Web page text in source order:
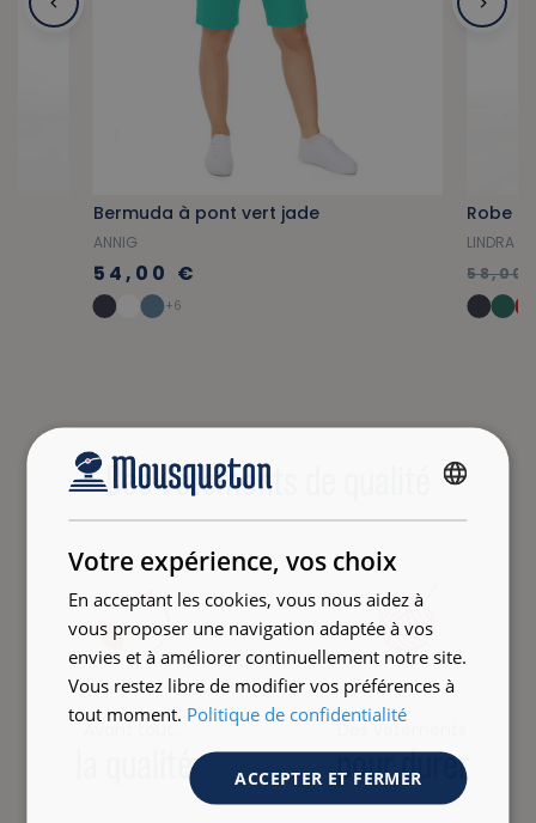
Bermuda à pont vert jade
ANNIG
54,00 €
+6
Robe
LINDRA
58,00
Des vêtements de qualité
Avant tout…
la qualité
Des vêtements
pour durer
Votre expérience, vos choix
En acceptant les cookies, vous nous aidez à
vous proposer une navigation adaptée à vos
envies et à améliorer continuellement notre site.
Vous restez libre de modifier vos préférences à
tout moment. Politique de confidentialité
ACCEPTER ET FERMER